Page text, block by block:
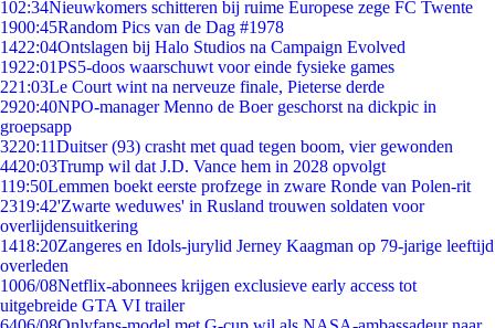
102:34Nieuwkomers schitteren bij ruime Europese zege FC Twente
1900:45Random Pics van de Dag #1978
1422:04Ontslagen bij Halo Studios na Campaign Evolved
1922:01PS5-doos waarschuwt voor einde fysieke games
221:03Le Court wint na nerveuze finale, Pieterse derde
2920:40NPO-manager Menno de Boer geschorst na dickpic in
groepsapp
3220:11Duitser (93) crasht met quad tegen boom, vier gewonden
4420:03Trump wil dat J.D. Vance hem in 2028 opvolgt
119:50Lemmen boekt eerste profzege in zware Ronde van Polen-rit
2319:42'Zwarte weduwes' in Rusland trouwen soldaten voor
overlijdensuitkering
1418:20Zangeres en Idols-jurylid Jerney Kaagman op 79-jarige leeftijd
overleden
1006/08Netflix-abonnees krijgen exclusieve early access tot
uitgebreide GTA VI trailer